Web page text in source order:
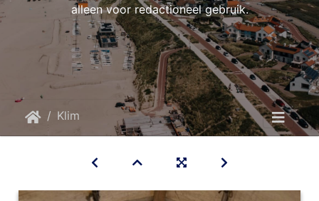
alleen voor redactioneel gebruik.
Klimaat piraat zandvoort2207 vielweib-07013